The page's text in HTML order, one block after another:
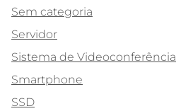
Sem categoria
Servidor
Sistema de Videoconferência
Smartphone
SSD